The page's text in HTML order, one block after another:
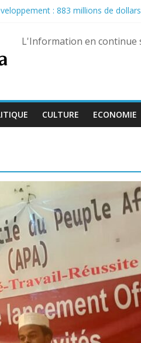
: 883 millions de
pour les militaires, une hausse
Bienvenu Lamah promu général
août dans trois États différents
L'Information en continue
CULTURE ECONOMIE